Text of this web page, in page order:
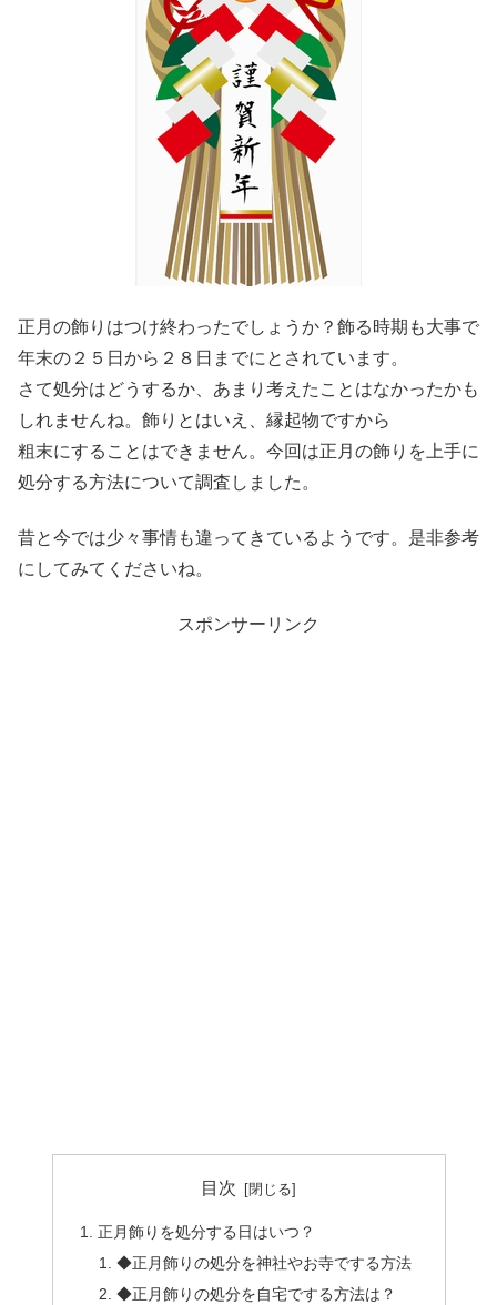
正月の飾りはつけ終わったでしょうか？飾る時期も大事で
年末の２５日から２８日までにとされています。
さて処分はどうするか、あまり考えたことはなかったかも
しれませんね。飾りとはいえ、縁起物ですから
粗末にすることはできません。今回は正月の飾りを上手に
処分する方法について調査しました。
昔と今では少々事情も違ってきているようです。是非参考
にしてみてくださいね。
スポンサーリンク
目次
正月飾りを処分する日はいつ？
◆正月飾りの処分を神社やお寺でする方法
◆正月飾りの処分を自宅でする方法は？